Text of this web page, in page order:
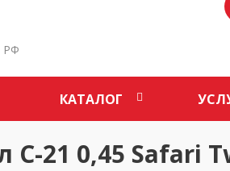
РФ
КАТАЛОГ
С-21 0,45 Safari